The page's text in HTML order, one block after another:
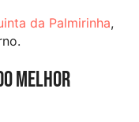
da Palmirinha,
melhor